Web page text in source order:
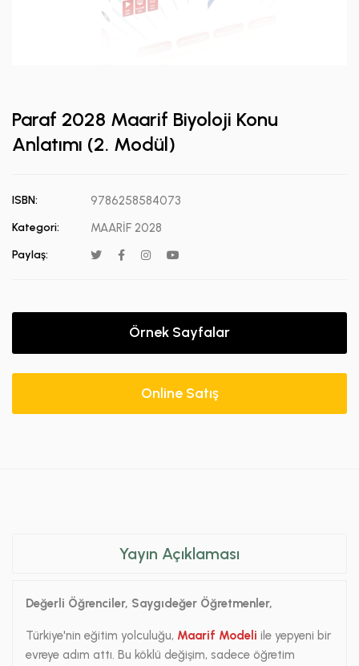
Paraf 2028 Maarif Biyoloji Konu
Anlatımı (2. Modül)
ISBN: 9786258584073
Kategori: MAARİF 2028
Paylaş:
Örnek Sayfalar
Online Satış
Yayın Açıklaması
Değerli Öğrenciler, Saygıdeğer Öğretmenler,
Türkiye'nin eğitim yolculuğu, Maarif Modeli ile yepyeni bir
evreye adım attı. Bu köklü değişim, sadece öğretim